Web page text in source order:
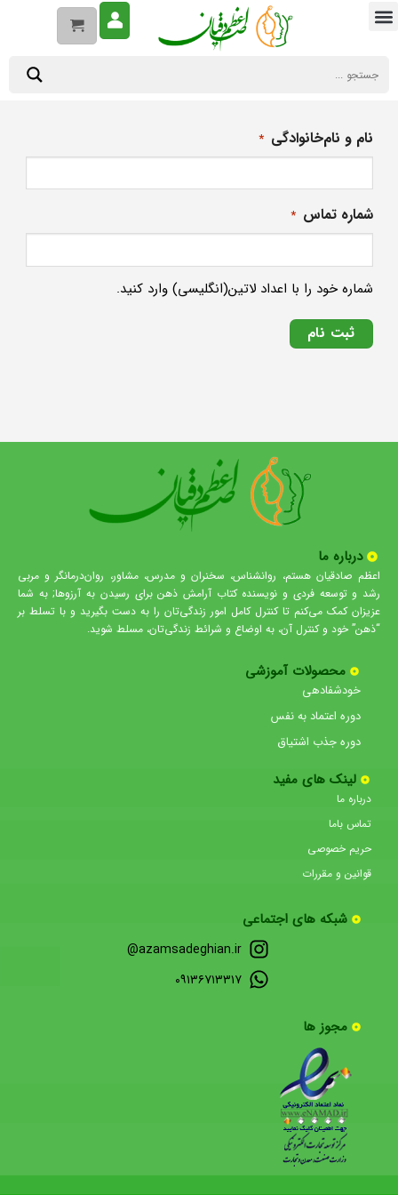
نام و نام‌خانوادگی *
شماره تماس *
شماره خود را با اعداد لاتین(انگلیسی) وارد کنید.
درباره ما
اعظم صادقیان هستم، روانشناس، سخنران و مدرس، مشاور، روان‌درمانگر و مربی
رشد و توسعه فردی و نویسنده کتاب آرامش ذهن برای رسیدن به آرزوها; به شما
عزیزان کمک می‌کنم تا کنترل کامل امور زندگی‌تان را به دست بگیرید و با تسلط بر
“ذهن” خود و کنترل آن، به اوضاع و شرائط زندگی‌تان، مسلط شوید.
محصولات آموزشی
خودشفادهی
دوره اعتماد به نفس
دوره جذب اشتیاق
لینک های مفید
درباره ما
تماس باما
حریم خصوصی
قوانین و مقررات
شبکه های اجتماعی
azamsadeghian.ir@
۰۹۱۳۶۷۱۳۳۱۷
مجوز ها